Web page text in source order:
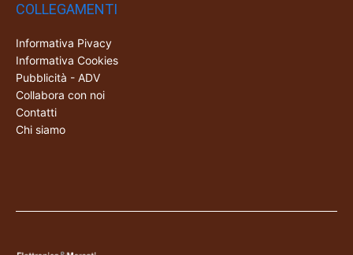
COLLEGAMENTI
Informativa Pivacy
Informativa Cookies
Pubblicità - ADV
Collabora con noi
Contatti
Chi siamo